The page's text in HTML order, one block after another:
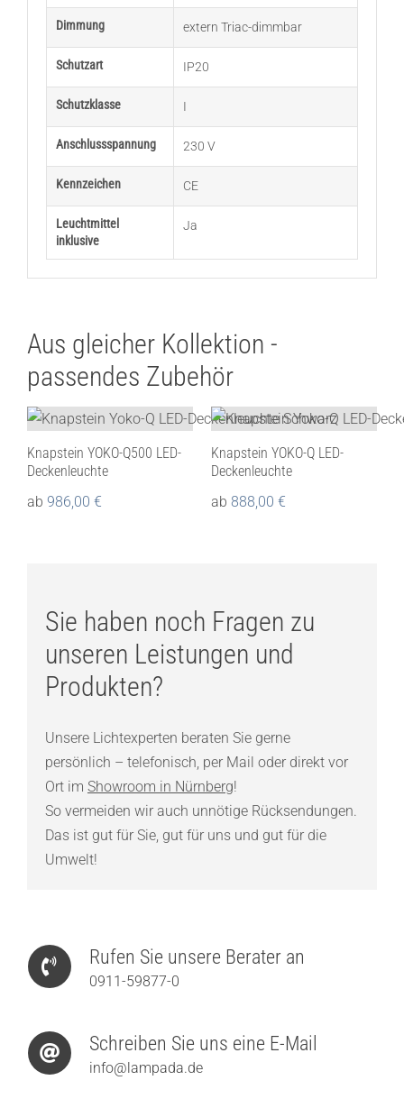
Dimmung extern Triac-dimmbar
Schutzart IP20
Schutzklasse I
Anschlussspannung 230 V
Kennzeichen CE
Leuchtmittel
inklusive
Ja
Aus gleicher Kollektion -
passendes Zubehör
Knapstein YOKO-Q500 LED-
Deckenleuchte
ab 986,00 €
Knapstein YOKO-Q LED-
Deckenleuchte
ab 888,00 €
Sie haben noch Fragen zu
unseren Leistungen und
Produkten?
Unsere Lichtexperten beraten Sie gerne
persönlich – telefonisch, per Mail oder direkt vor
Ort im Showroom in Nürnberg!
So vermeiden wir auch unnötige Rücksendungen.
Das ist gut für Sie, gut für uns und gut für die
Umwelt!
Rufen Sie unsere Berater an
0911-59877-0
Schreiben Sie uns eine E-Mail
info@lampada.de